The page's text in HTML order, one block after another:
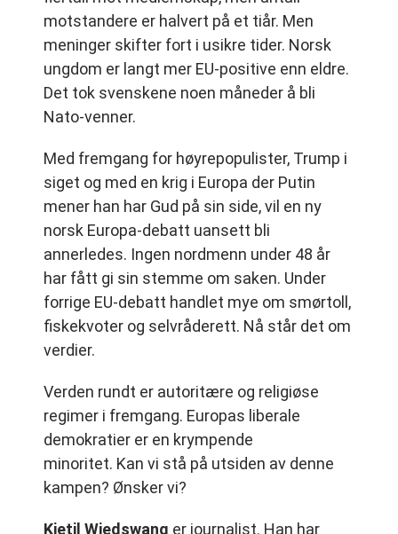
motstandere er halvert på et tiår. Men
meninger skifter fort i usikre tider. Norsk
ungdom er langt mer EU-positive enn eldre.
Det tok svenskene noen måneder å bli
Nato-venner.
Med fremgang for høyrepopulister, Trump i
siget og med en krig i Europa der Putin
mener han har Gud på sin side, vil en ny
norsk Europa-debatt uansett bli
annerledes. Ingen nordmenn under 48 år
har fått gi sin stemme om saken. Under
forrige EU-debatt handlet mye om smørtoll,
fiskekvoter og selvråderett. Nå står det om
verdier.
Verden rundt er autoritære og religiøse
regimer i fremgang. Europas liberale
demokratier er en krympende
minoritet. Kan vi stå på utsiden av denne
kampen? Ønsker vi?
Kjetil Wiedswang er journalist. Han har